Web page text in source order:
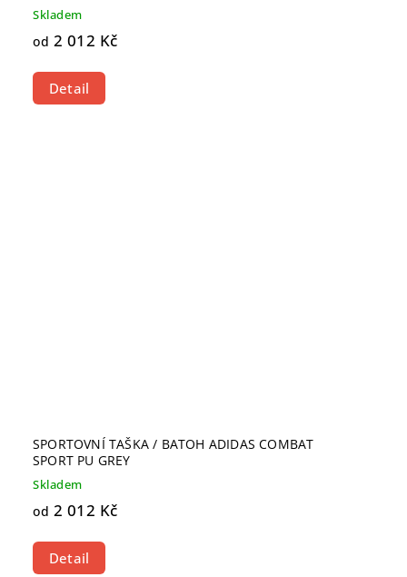
Skladem
od 2 012 Kč
Detail
SPORTOVNÍ TAŠKA / BATOH ADIDAS COMBAT
SPORT PU GREY
Skladem
od 2 012 Kč
Detail